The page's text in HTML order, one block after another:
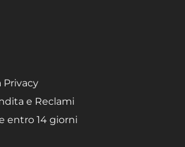
Privacy
e Reclami
entro 14 giorni